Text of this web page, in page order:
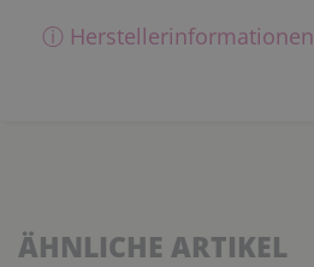
ⓘ Herstellerinformationen
ÄHNLICHE ARTIKEL